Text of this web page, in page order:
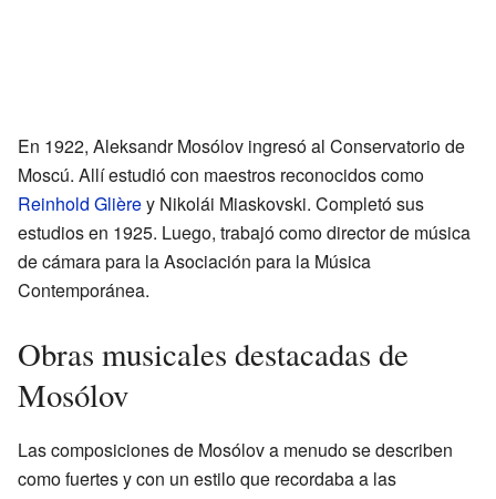
En 1922, Aleksandr Mosólov ingresó al Conservatorio de
Moscú. Allí estudió con maestros reconocidos como
Reinhold Glièrey Nikolái Miaskovski. Completó sus
estudios en 1925. Luego, trabajó como director de música
de cámara para la Asociación para la Música
Contemporánea.
Obras musicales destacadas de
Mosólov
Las composiciones de Mosólov a menudo se describen
como fuertes y con un estilo que recordaba a las